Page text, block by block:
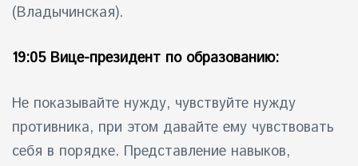
(Владычинская).
19:05 Вице-президент по образованию:
Не показывайте нужду, чувствуйте нужду
противника, при этом давайте ему чувствовать
себя в порядке. Представление навыков,